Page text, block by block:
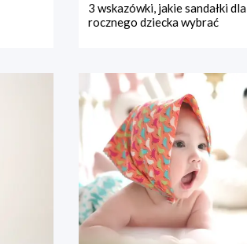
3 wskazówki, jakie sandałki dla
rocznego dziecka wybrać